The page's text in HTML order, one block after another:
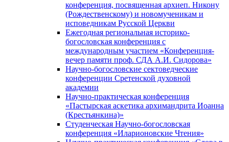
конференция, посвященная архиеп. Никону
(Рождественскому) и новомученикам и
исповедникам Русской Церкви
Ежегодная региональная историко-
богословская конференция с
международным участием «Конференция-
вечер памяти проф. СДА А.И. Сидорова»
Научно-богословские сектоведческие
конференции Сретенской духовной
академии
Научно-практическая конференция
«Пастырская аскетика архимандрита Иоанна
(Крестьянкина)»
Студенческая Научно-богословская
конференция «Иларионовские Чтения»